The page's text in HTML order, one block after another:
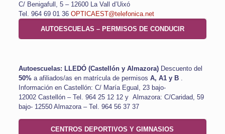
C/ Benigafull, 5 – 12600 La Vall d’Uixó
Tel. 964 69 01 36 OPTICAEST@telefonica.net
AUTOESCUELAS – PERMISOS DE CONDUCIR
Autoescuelas: LLEDÓ (Castellón y Almazora)Descuento del
50%a afiliados/as en matrícula de permisos A, A1 y B.
Información en Castellón: C/ María Egual, 23 bajo-
12002 Castellón – Tel. 964 25 12 12 y Almazora: C/Caridad, 59
bajo- 12550 Almazora – Tel. 964 56 37 37
CENTROS DEPORTIVOS Y GIMNASIOS